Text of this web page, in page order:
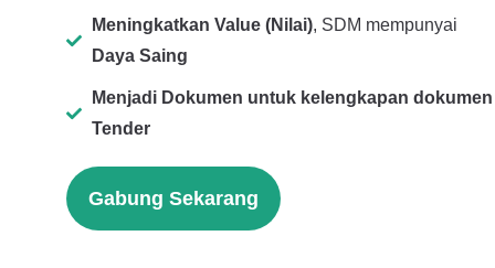
Meningkatkan Value (Nilai), SDM mempunyai
Daya Saing
Menjadi Dokumen untuk kelengkapan dokumen
Tender
Gabung Sekarang